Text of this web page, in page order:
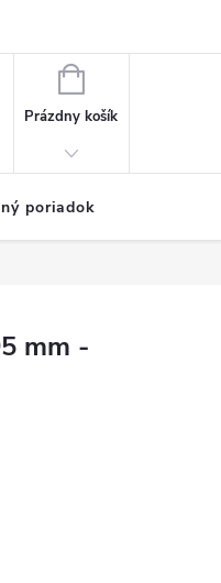
NÁKUPNÝ
KOŠÍK
Prázdny košík
poriadok
mm -